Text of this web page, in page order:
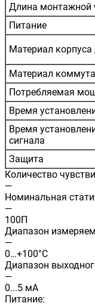
Длина монтажной
Питание
Материал корпуса
Материал
Потребляемая
Время
Время
сигнала
Защита
Количество
—
Номинальная
—
100П
Диапазон
—
0…+100°C
Диапазон
—
0...5 мА
Питание: